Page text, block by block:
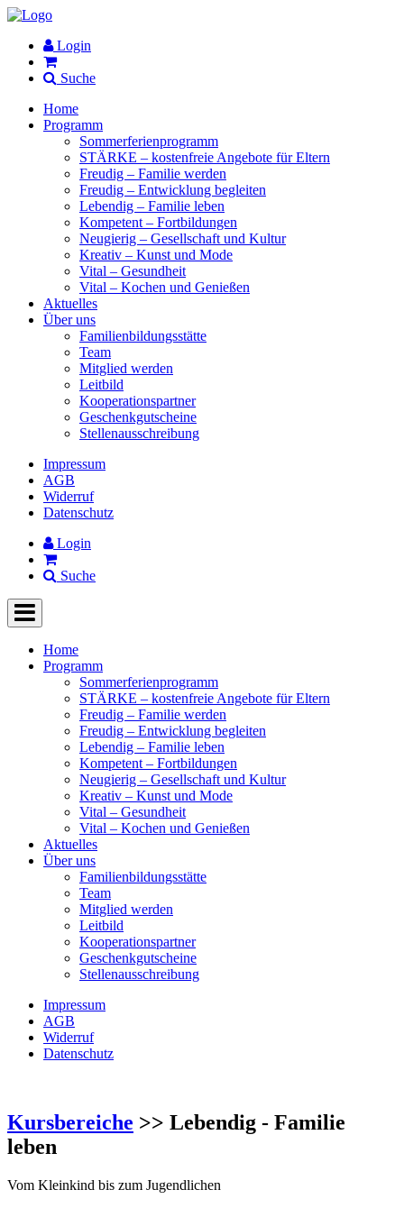
Login
Suche
Home
Programm
Sommerferienprogramm
STÄRKE – kostenfreie Angebote für Eltern
Freudig – Familie werden
Freudig – Entwicklung begleiten
Lebendig – Familie leben
Kompetent – Fortbildungen
Neugierig – Gesellschaft und Kultur
Kreativ – Kunst und Mode
Vital – Gesundheit
Vital – Kochen und Genießen
Aktuelles
Über uns
Familienbildungsstätte
Team
Mitglied werden
Leitbild
Kooperationspartner
Geschenkgutscheine
Stellenausschreibung
Impressum
AGB
Widerruf
Datenschutz
Login
Suche
Home
Programm
Sommerferienprogramm
STÄRKE – kostenfreie Angebote für Eltern
Freudig – Familie werden
Freudig – Entwicklung begleiten
Lebendig – Familie leben
Kompetent – Fortbildungen
Neugierig – Gesellschaft und Kultur
Kreativ – Kunst und Mode
Vital – Gesundheit
Vital – Kochen und Genießen
Aktuelles
Über uns
Familienbildungsstätte
Team
Mitglied werden
Leitbild
Kooperationspartner
Geschenkgutscheine
Stellenausschreibung
Impressum
AGB
Widerruf
Datenschutz
Kursbereiche >> Lebendig - Familie
leben
Vom Kleinkind bis zum Jugendlichen